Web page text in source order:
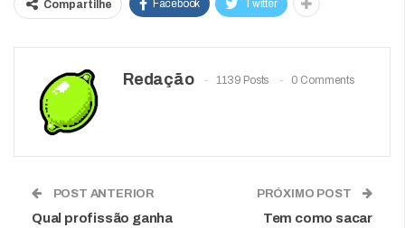
Compartilhe Facebook Twitter
Redação 1139 Posts 0 Comments
POST ANTERIOR
Qual profissão ganha
PRÓXIMO POST
Tem como sacar